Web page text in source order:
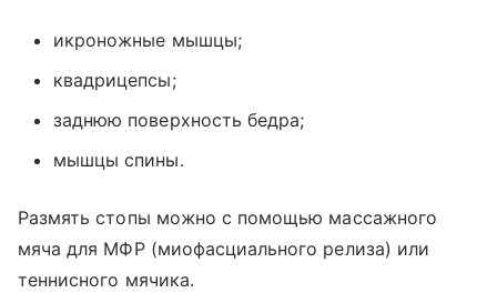
икроножные мышцы;
квадрицепсы;
заднюю поверхность бедра;
мышцы спины.
Размять стопы можно с помощью массажного
мяча для МФР (миофасциального релиза) или
теннисного мячика.